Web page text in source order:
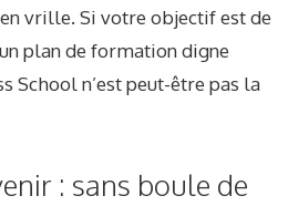
vrille. Si votre objectif est de
plan de formation digne
School n’est peut-être pas la
: sans boule de